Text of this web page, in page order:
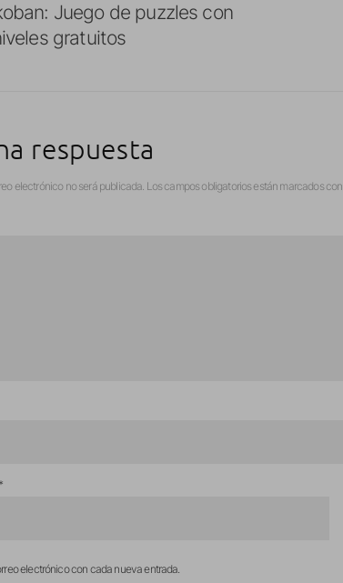
Juego de puzzles con
gratuitos
respuesta
electrónico no será publicada. Los campos obligatorios están marcados con
*
electrónico con cada nueva entrada.